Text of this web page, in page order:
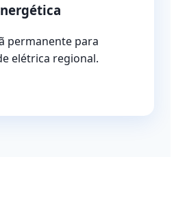
permanente para
elétrica regional.